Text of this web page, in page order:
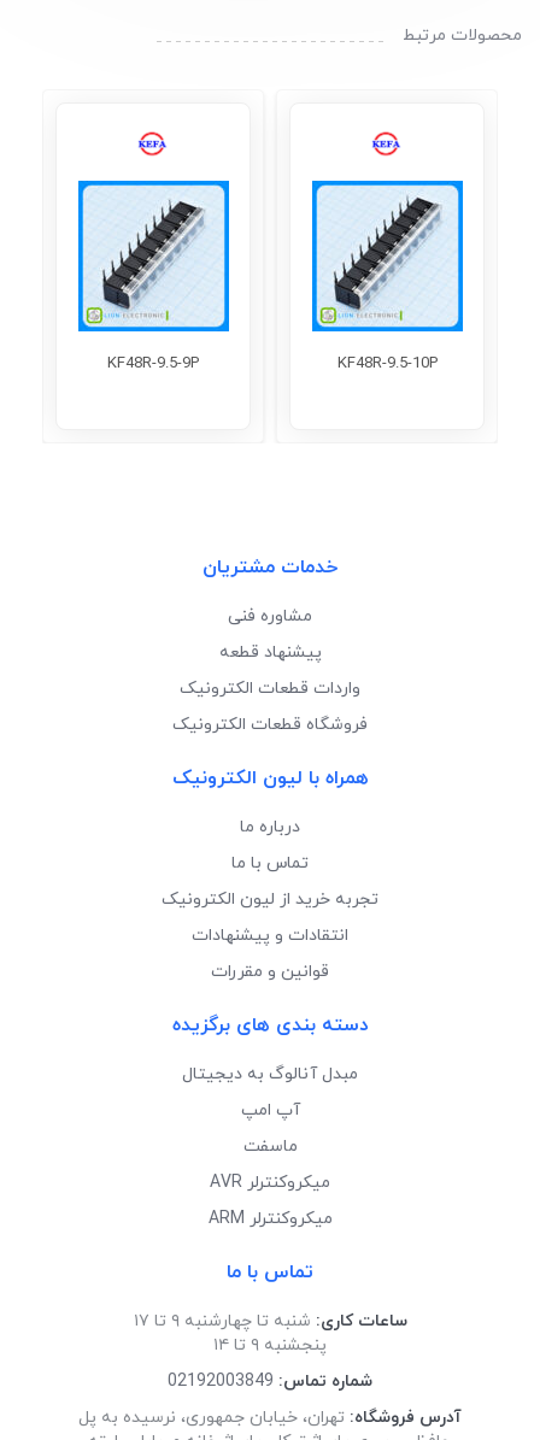
محصولات مرتبط
KF48R-9.5-10P
KF48R-9.5-9P
خدمات مشتریان
مشاوره فنی
پیشنهاد قطعه
واردات قطعات الکترونیک
فروشگاه قطعات الکترونیک
همراه با لیون الکترونیک
درباره ما
تماس با ما
تجربه خرید از لیون الکترونیک
انتقادات و پیشنهادات
قوانین و مقررات
دسته بندی های برگزیده
مبدل آنالوگ به دیجیتال
آپ امپ
ماسفت
میکروکنترلر AVR
میکروکنترلر ARM
تماس با ما
ساعات کاری: شنبه تا چهارشنبه ۹ تا ۱۷
پنجشنبه ۹ تا ۱۴
شماره تماس: 02192003849
آدرس فروشگاه: تهران، خیابان جمهوری، نرسیده به پل